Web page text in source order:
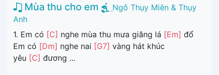
Mùa thu cho em
Ngô Thụy Miên & Thụy
Anh
1. Em có [C] nghe mùa thu mưa giăng lá [Em] đổ
Em có [Dm] nghe nai [G7] vàng hát khúc
yêu [C] đương ...